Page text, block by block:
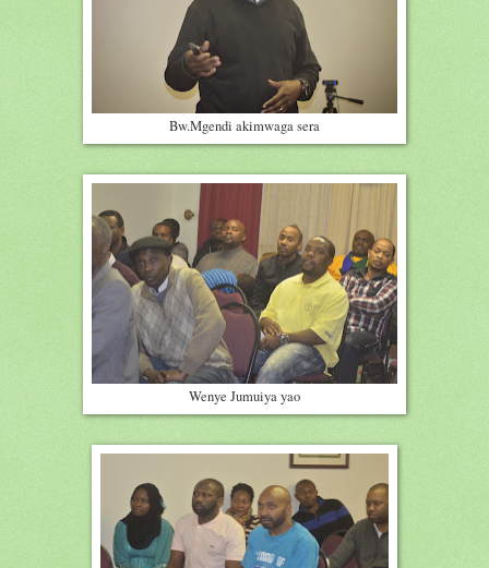
Bw.Mgendi akimwaga sera
Wenye Jumuiya yao